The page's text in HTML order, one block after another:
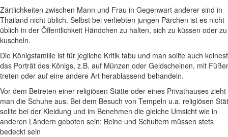
Zärtlichkeiten zwischen Mann und Frau in Gegenwart anderer sind in
Thailand nicht üblich. Selbst bei verliebten jungen Pärchen ist es nicht
üblich in der Öffentlichkeit Händchen zu halten, sich zu küssen oder zu
kuscheln.
Die Königsfamilie ist für jegliche Kritik tabu und man sollte auch
das Porträt des Königs, z.B. auf Münzen oder Geldscheinen, mit
treten oder auf eine andere Art herablassend behandeln.
Vor dem Betreten einer religiösen Stätte oder eines Privathauses zieht
man die Schuhe aus. Bei dem Besuch von Tempeln u.a. religiösen
sollte bei der Kleidung und im Benehmen die gleiche Umsicht wie in
anderen Ländern geboten sein: Beine und Schultern müssen stets
bedeckt sein